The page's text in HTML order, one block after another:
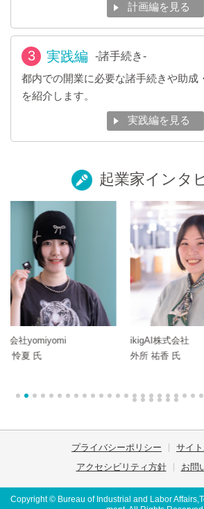
計画編を見る
3 実践編
-諸手続き-
都内での開業に必要な諸手続きや助成
を紹介します。
実践編を見る
起業家インタ
ikigAI株式会社
外所 祐香 氏
株式会社
中村 周大 氏
プライバシーポリシー
サイ
アクセシビリティ方針
お問
Copyright © Bureau of Industrial and Labor